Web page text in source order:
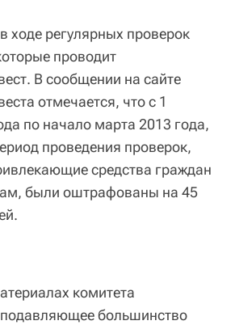
ходе регулярных проверок
проводит
В сообщении на сайте
отмечается, что с 1
по начало марта 2013 года,
проведения проверок,
средства граждан
были оштрафованы на 45
комитета
подавляющее большинство